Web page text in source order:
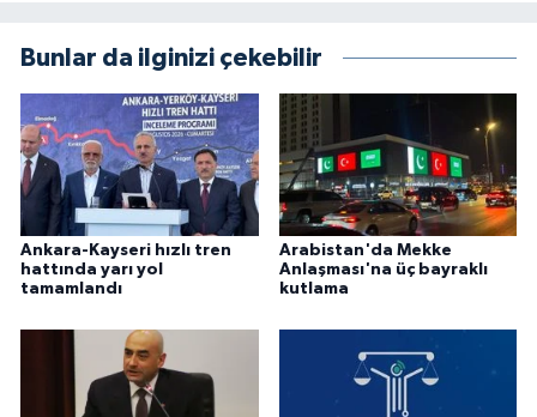
Bunlar da ilginizi çekebilir
Ankara-Kayseri hızlı tren
hattında yarı yol
tamamlandı
Arabistan'da Mekke
Anlaşması'na üç bayraklı
kutlama